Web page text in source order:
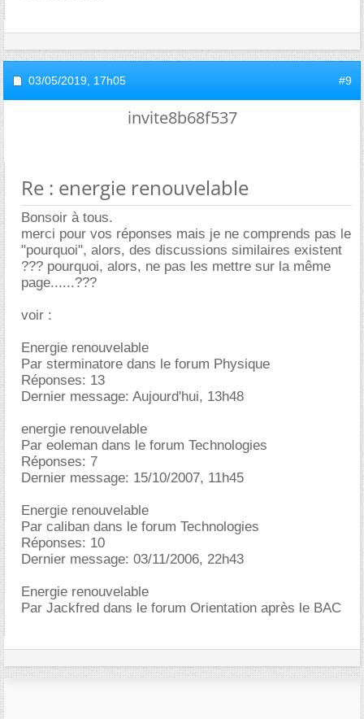
03/05/2019, 17h05 #9
invite8b68f537
Re : energie renouvelable
Bonsoir à tous.
merci pour vos réponses mais je ne comprends pas le
"pourquoi", alors, des discussions similaires existent
??? pourquoi, alors, ne pas les mettre sur la même
page......???
voir :
Energie renouvelable
Par sterminatore dans le forum Physique
Réponses: 13
Dernier message: Aujourd'hui, 13h48
energie renouvelable
Par eoleman dans le forum Technologies
Réponses: 7
Dernier message: 15/10/2007, 11h45
Energie renouvelable
Par caliban dans le forum Technologies
Réponses: 10
Dernier message: 03/11/2006, 22h43
Energie renouvelable
Par Jackfred dans le forum Orientation après le BAC